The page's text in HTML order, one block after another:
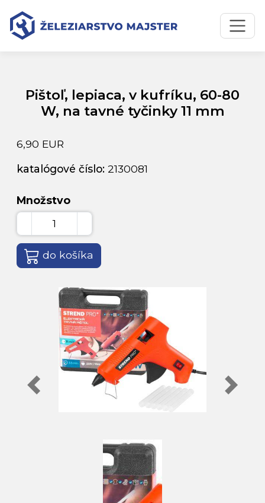
Preskočiť na obsah
Preskočiť na hlavné menu
Úvodná stránka
Pištoľ, lepiaca, v kufríku, 60-80 W, na tavné tyčinky 11 mm
Pištoľ, lepiaca, v kufríku, 60-80
W, na tavné tyčinky 11 mm
6,90 EUR
katalógové číslo: 2130081
Množstvo
do košíka